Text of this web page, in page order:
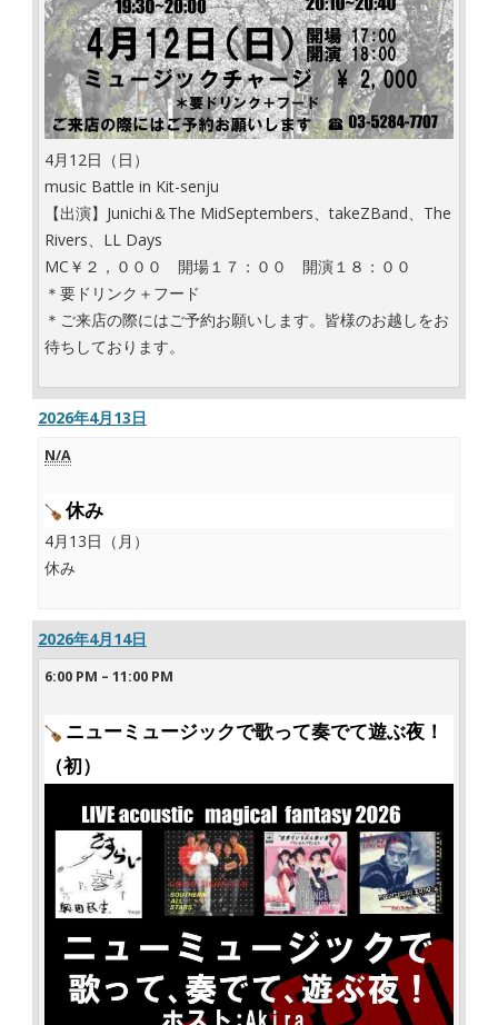
4月12日（日）
music Battle in Kit-senju
【出演】Junichi＆The MidSeptembers、takeZBand、The
Rivers、LL Days
MC￥２，０００ 開場１７：００ 開演１８：００
＊要ドリンク＋フード
＊ご来店の際にはご予約お願いします。皆様のお越しをお
待ちしております。
2026年4月13日
N/A
休み
4月13日（月）
休み
2026年4月14日
6:00 PM – 11:00 PM
ニューミュージックで歌って奏でて遊ぶ夜！
（初）